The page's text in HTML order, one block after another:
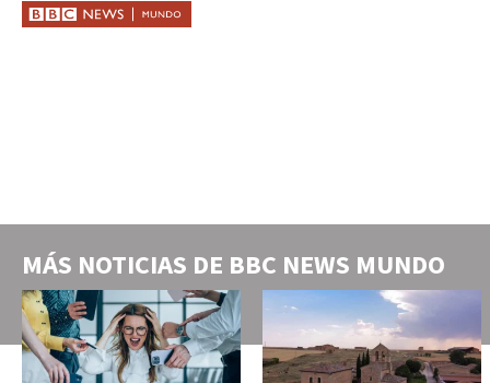
MÁS NOTICIAS DE BBC NEWS MUNDO